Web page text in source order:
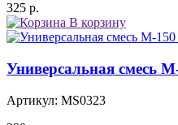
325 р.
В корзину
Универсальная смесь
Артикул: MS0323